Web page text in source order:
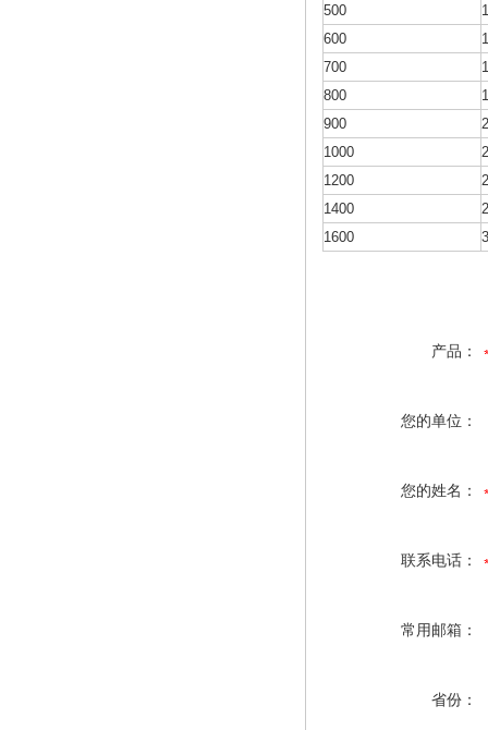
500
600
700
800
900
1000
1200
1400
1600
产品：
您的单位：
您的姓名：
联系电话：
常用邮箱：
省份：